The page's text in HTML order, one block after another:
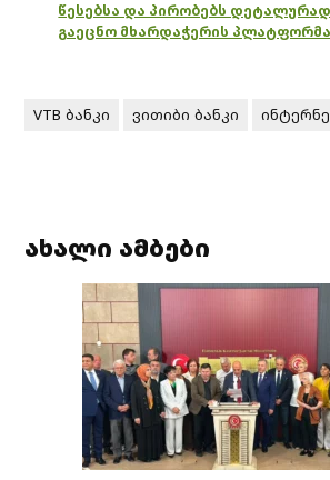
წესებსა და პირობებს
გაეცნო მხარდაჭერის
VTB ბანკი ვითიბი ბანკი
ახალი ამბები